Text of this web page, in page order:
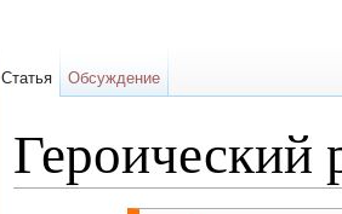
Статья Обсуждение